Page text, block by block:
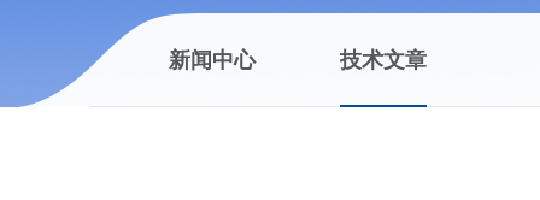
新闻中心 技术文章